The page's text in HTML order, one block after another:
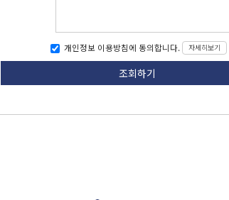
개인정보 이용방침에 동의합니다. 자세히보기